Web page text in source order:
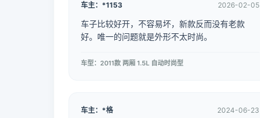
车主：*1153 2026-02-05
车子比较好开，不容易坏，新款反而没有老款
好。唯一的问题就是外形不太时尚。
车型：2011款 两厢 1.5L 自动时尚型
车主：*格 2024-06-23